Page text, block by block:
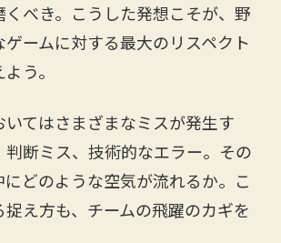
くべき。こうした発想こそが、野
ームに対する最大のリスペクト
う。
いてはさまざまなミスが発生す
判断ミス、技術的なエラー。その
どのような空気が流れるか。こ
え方も、チームの飛躍のカギを